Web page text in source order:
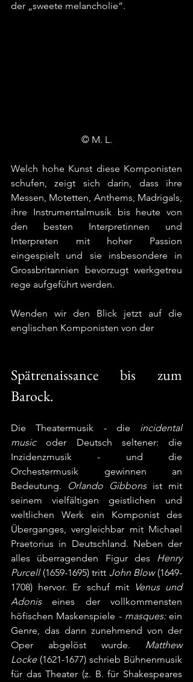
der „sweete melancholie“.
© M. L.
Welch hohe Kunst diese Komponisten
schufen, zeigt sich darin, dass ihre
Messen, Motetten, Anthems, Madrigals,
ihre Instrumentalmusik bis heute von
den besten Interpretinnen und
Interpreten mit hoher Passion
eingespielt und sie insbesondere in
Grossbritannien bevorzugt werkgetreu
rege aufgeführt werden.
Wenden wir den Blick jetzt auf die
englischen Komponisten von der
Spätrenaissance bis zum
Barock.
Die Theatermusik - die incidental
music oder Deutsch seltener: die
Inzidenzmusik - und die
Orchestermusik gewinnen an
Bedeutung.
Orlando Gibbons ist mit
seinem vielfältigen geistlichen und
weltlichen Werk ein Komponist des
Überganges, vergleichbar mit Michael
Praetorius in Deutschland. Neben der
alles überragenden Figur des Henry
Purcell (1659-1695) tritt John Blow (1649-
1708) hervor. Er schuf mit Venus und
Adonis eines der vollkommensten
höfischen Maskenspiele - masques: ein
Genre, das dann zunehmend von der
Oper abgelöst wurde. Matthew
Locke (1621-1677) schrieb Bühnenmusik